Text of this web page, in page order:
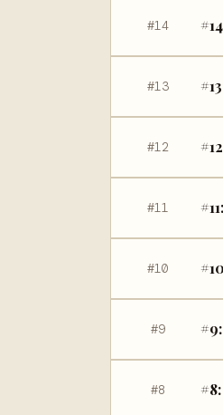
#14
#13
#12
#11
#10
#9
#8